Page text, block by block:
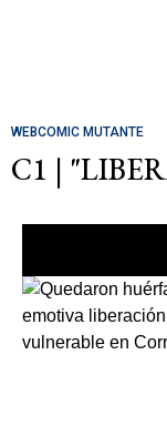
WEBCOMIC MUTANTE
C1 |